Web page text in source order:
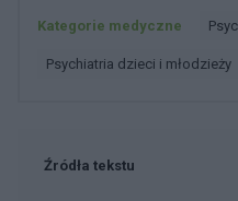
Kategorie medyczne
Psychiatria dzieci i młodzieży
Źródła tekstu